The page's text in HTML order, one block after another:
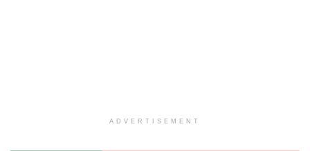
ADVERTISEMENT